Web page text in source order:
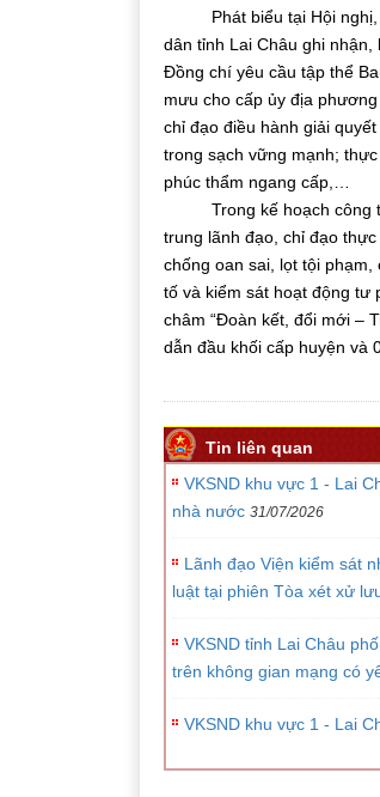
Phát biểu tại Hội nghị,
dân tỉnh Lai Châu ghi
Đồng chí yêu cầu tập thể
mưu cho cấp ủy địa
chỉ đạo điều hành giải
trong sạch vững mạnh;
phúc thẩm ngang cấp,…
Trong kế hoạch công tác
trung lãnh đạo, chỉ đạo
chống oan sai, lọt tội
tố và kiểm sát hoạt động tư
châm “Đoàn kết, đổi mới –
dẫn đầu khối cấp huyện và
TG. Viết
Tin liên quan
VKSND khu vực 1 - Lai
nhà nước 31/07/2026
Lãnh đạo Viện kiểm sát
luật tại phiên Tòa xét xử
VKSND tỉnh Lai Châu
trên không gian mạng có
VKSND khu vực 1 - Lai